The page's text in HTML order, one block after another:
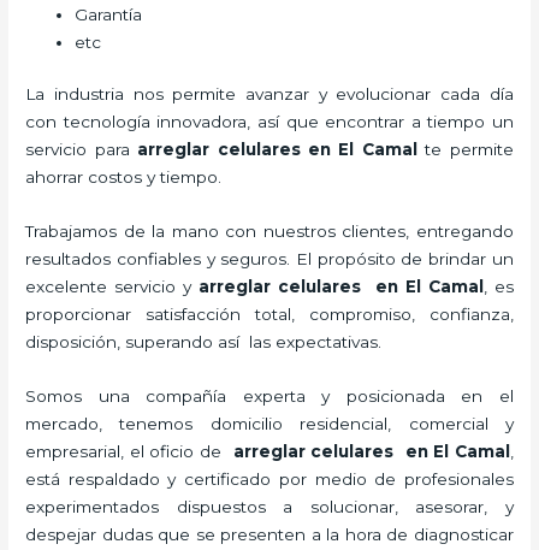
Garantía
etc
La industria nos permite avanzar y evolucionar cada día
con tecnología innovadora, así que encontrar a tiempo un
servicio para arreglar celulares en El Camal
te permite
ahorrar costos y tiempo.
Trabajamos de la mano con nuestros clientes, entregando
resultados confiables y seguros. El propósito de brindar un
excelente servicio y arreglar celulares en El Camal
, es
proporcionar satisfacción total, compromiso, confianza,
disposición, superando así las expectativas.
Somos una compañía experta y posicionada en el
mercado, tenemos domicilio residencial, comercial y
empresarial, el oficio de arreglar celulares en El Camal
está respaldado y certificado por medio de profesionales
experimentados dispuestos a solucionar, asesorar, y
despejar dudas que se presenten a la hora de diagnosticar